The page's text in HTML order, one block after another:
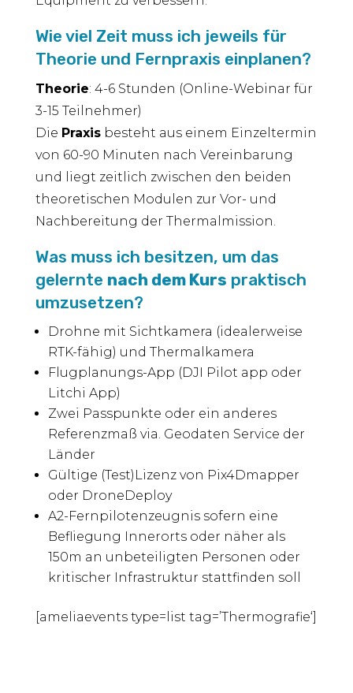
Wie viel Zeit muss ich jeweils für
Theorie und Fernpraxis einplanen?
Theorie: 4-6 Stunden (Online-Webinar für
3-15 Teilnehmer)
Die Praxisbesteht aus einem Einzeltermin
von 60-90 Minuten nach Vereinbarung
und liegt zeitlich zwischen den beiden
theoretischen Modulen zur Vor- und
Nachbereitung der Thermalmission.
Was muss ich besitzen, um das
gelernte nach dem Kurs praktisch
umzusetzen?
Drohne mit Sichtkamera (idealerweise
RTK-fähig) und Thermalkamera
Flugplanungs-App (DJI Pilot app oder
Litchi App)
Zwei Passpunkte oder ein anderes
Referenzmaß via. Geodaten Service der
Länder
Gültige (Test)Lizenz von Pix4Dmapper
oder DroneDeploy
A2-Fernpilotenzeugnis sofern eine
Befliegung Innerorts oder näher als
150m an unbeteiligten Personen oder
kritischer Infrastruktur stattfinden soll
[ameliaevents type=list tag=’Thermografie‘]